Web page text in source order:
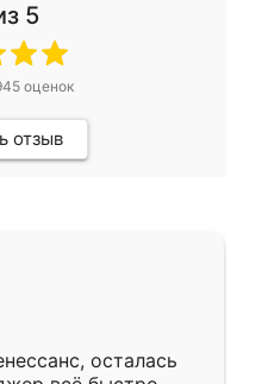
5
оценок
отзыв
осталась